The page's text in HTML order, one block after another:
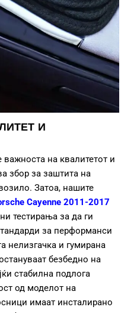
И
важноста на квалитетот и
збор за заштита на
Затоа, нашите
Cayenne 2011-2017
тестирања за да ги
за перформанси
нелизгачка и гумирана
безбедно на
стабилна подлога
од моделот на
имаат инсталирано